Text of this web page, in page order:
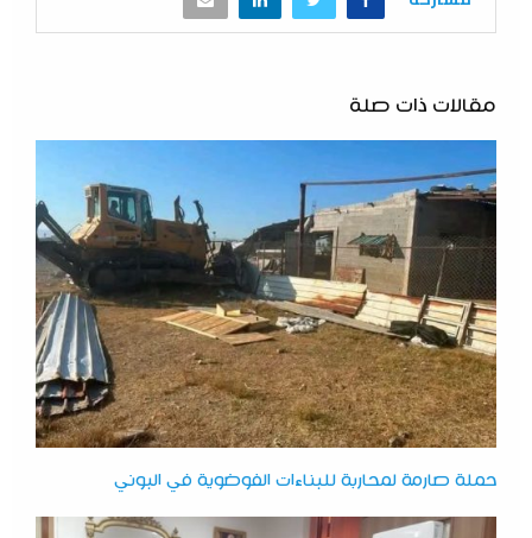
مقالات ذات صلة
حملة صارمة لمحاربة للبناءات الفوضوية في البوني